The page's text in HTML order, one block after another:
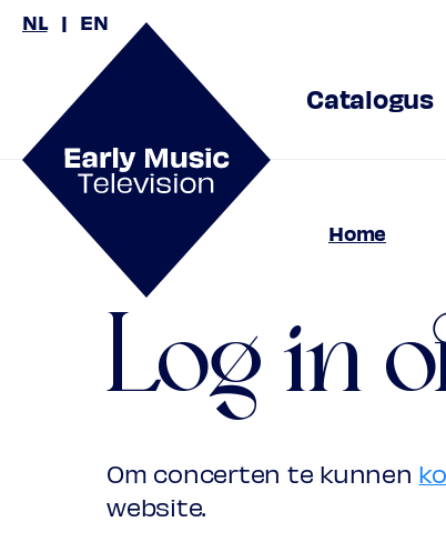
NL EN
Catalogus
Home
Log in
Om concerten te kunnen
website.